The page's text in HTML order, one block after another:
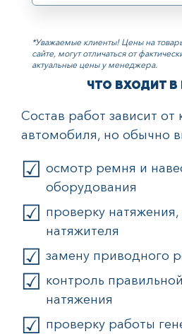
*Уважаемые клиенты! Цены на
сайте, могут отличаться от
актуальные цены у менеджера.
ЧТО ВХОДИТ В
Состав работ зависит от
автомобиля, но обычно
осмотр ремня и
оборудования
проверку
натяжителя
замену приводного
контроль
натяжения
проверку работы